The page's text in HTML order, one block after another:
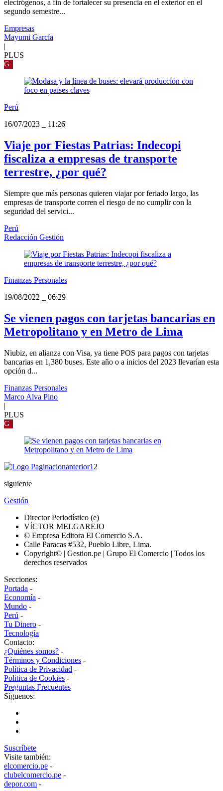
electrógenos, a fin de fortalecer su presencia en el exterior en el
segundo semestre...
Empresas
Mayumi García
|
PLUS
G
Perú
16/07/2023
11:26
Viaje por Fiestas Patrias: Indecopi
fiscaliza a empresas de transporte
terrestre, ¿por qué?
Siempre que más personas quieren viajar por feriado largo, las
empresas de transporte corren el riesgo de no cumplir con la
seguridad del servici...
Perú
Redacción Gestión
Finanzas Personales
19/08/2022
06:29
Se vienen pagos con tarjetas bancarias en
Metropolitano y en Metro de Lima
Niubiz, en alianza con Visa, ya tiene POS para pagos con tarjetas
bancarias en 1,380 buses. Este año o a inicios del 2023 llevarían esta
opción d...
Finanzas Personales
Marco Alva Pino
|
PLUS
G
anterior1 2
siguiente
Gestión
Director Periodístico (e)
VÍCTOR MELGAREJO
© Empresa Editora El Comercio S.A.
Calle Paracas #532, Pueblo Libre, Lima.
Copyright© | Gestion.pe | Grupo El Comercio | Todos los
derechos reservados
Secciones:
Portada -
Economía -
Mundo -
Perú -
Tu Dinero -
Tecnología
Contacto:
¿Quiénes somos? -
Términos y Condiciones -
Política de Privacidad -
Politica de Cookies -
Preguntas Frecuentes
Síguenos:
Suscríbete
Visite también:
elcomercio.pe -
clubelcomercio.pe -
depor.com -